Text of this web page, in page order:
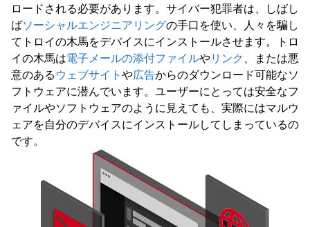
ロードされる必要があります。サイバー犯罪者は、しばし
ばソーシャルエンジニアリングの手口を使い、人々を騙し
てトロイの木馬をデバイスにインストールさせます。トロ
イの木馬は電子メールの添付ファイルやリンク 、または悪
意のある ウェブサイト や広告からのダウンロード可能なソ
フトウェアに潜んでいます。ユーザーにとっては安全なフ
ァイルやソフトウェアのように見えても、実際にはマルウ
ェアを自分のデバイスにインストールしてしまっているの
です。